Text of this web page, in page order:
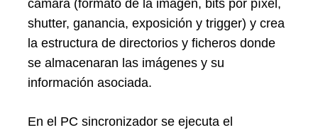
cámara (formato de la imagen, bits por píxel,
shutter, ganancia, exposición y trigger) y crea
la estructura de directorios y ficheros donde
se almacenaran las imágenes y su
información asociada.
En el PC sincronizador se ejecuta el